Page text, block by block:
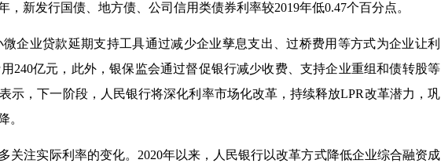
新发行国债、地方债、公司信用类债券利率较2019年低0.47个百分点。
业贷款延期支持工具通过减少企业孳息支出、过桥费用等方式为企业让利
240亿元，此外，银保监会通过督促银行减少收费、支持企业重组和债转股等
示，下一阶段，人民银行将深化利率市场化改革，持续释放LPR改革潜力，巩
。
注实际利率的变化。2020年以来，人民银行以改革方式降低企业综合融资成